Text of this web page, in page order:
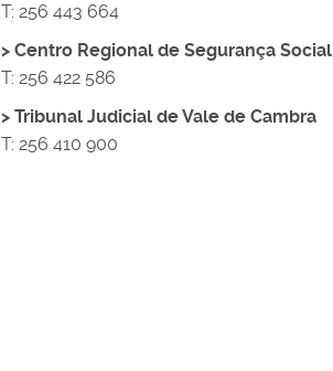
T: 256 443 664
> Centro Regional de Segurança Social
T: 256 422 586
> Tribunal Judicial de Vale de Cambra
T: 256 410 900